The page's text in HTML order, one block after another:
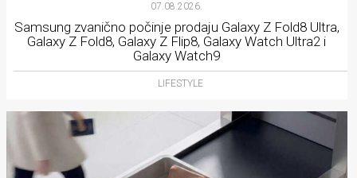
07.08.2026.
Samsung zvanično počinje prodaju Galaxy Z Fold8 Ultra,
Galaxy Z Fold8, Galaxy Z Flip8, Galaxy Watch Ultra2 i
Galaxy Watch9
LIFESTYLE